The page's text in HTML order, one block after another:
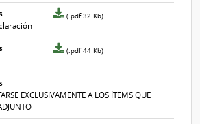
Archivo
de
la
Nº
(.pdf 32 Kb)
Archivo
de
aclaración
1
(.pdf 44 Kb)
EXCLUSIVAMENTE A LOS ÍTEMS QUE